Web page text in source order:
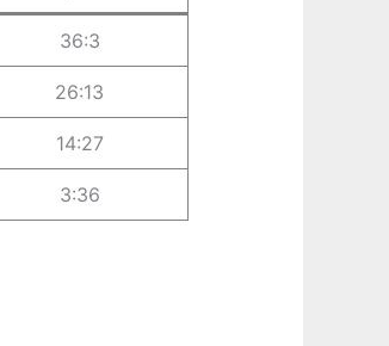
36:3
26:13
14:27
3:36